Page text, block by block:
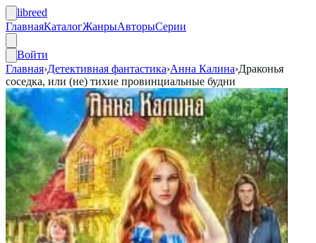
libreed
ГлавнаяКаталогЖанрыАвторыСерии
Войти
Главная›Детективная фантастика›Анна Калина›Драконья
соседка, или (не) тихие провинциальные будни